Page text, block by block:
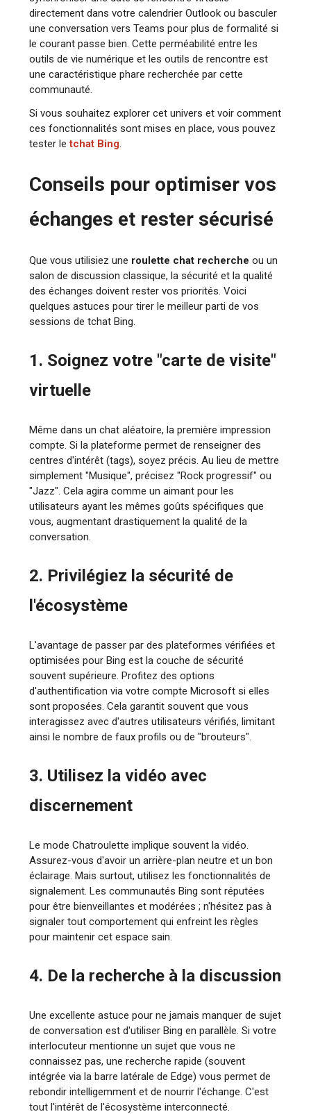
directement dans votre calendrier Outlook ou basculer
une conversation vers Teams pour plus de formalité si
le courant passe bien. Cette perméabilité entre les
outils de vie numérique et les outils de rencontre est
une caractéristique phare recherchée par cette
communauté.
Si vous souhaitez explorer cet univers et voir comment
ces fonctionnalités sont mises en place, vous pouvez
tester letchat Bing
Conseils pour optimiser vos
échanges et rester sécurisé
Que vous utilisiez une roulette chat recherche ou un
salon de discussion classique, la sécurité et la qualité
des échanges doivent rester vos priorités. Voici
quelques astuces pour tirer le meilleur parti de vos
sessions de tchat Bing.
1. Soignez votre "carte de visite"
virtuelle
Même dans un chat aléatoire, la première impression
compte. Si la plateforme permet de renseigner des
centres d'intérêt (tags), soyez précis. Au lieu de mettre
simplement "Musique", précisez "Rock progressif" ou
"Jazz". Cela agira comme un aimant pour les
utilisateurs ayant les mêmes goûts spécifiques que
vous, augmentant drastiquement la qualité de la
conversation.
2. Privilégiez la sécurité de
l'écosystème
L'avantage de passer par des plateformes vérifiées et
optimisées pour Bing est la couche de sécurité
souvent supérieure. Profitez des options
d'authentification via votre compte Microsoft si elles
sont proposées. Cela garantit souvent que vous
interagissez avec d'autres utilisateurs vérifiés, limitant
ainsi le nombre de faux profils ou de "brouteurs".
3. Utilisez la vidéo avec
discernement
Le mode Chatroulette implique souvent la vidéo.
Assurez-vous d'avoir un arrière-plan neutre et un bon
éclairage. Mais surtout, utilisez les fonctionnalités de
signalement. Les communautés Bing sont réputées
pour être bienveillantes et modérées ; n'hésitez pas à
signaler tout comportement qui enfreint les règles
pour maintenir cet espace sain.
4. De la recherche à la discussion
Une excellente astuce pour ne jamais manquer de sujet
de conversation est d'utiliser Bing en parallèle. Si votre
interlocuteur mentionne un sujet que vous ne
connaissez pas, une recherche rapide (souvent
intégrée via la barre latérale de Edge) vous permet de
rebondir intelligemment et de nourrir l'échange. C'est
tout l'intérêt de l'écosystème interconnecté.